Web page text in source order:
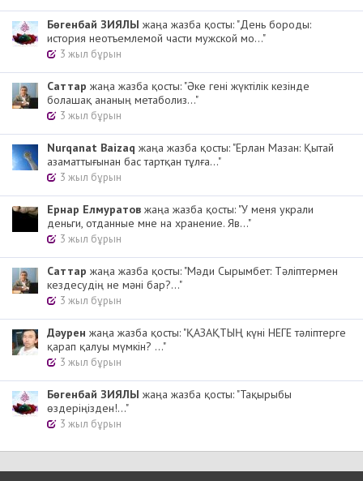
Бөгенбай ЗИЯЛЫ жаңа жазба қосты: "День бороды:
история неотъемлемой части мужской мо..."
3 жыл бұрын
Cаттар жаңа жазба қосты: "Әке гені жүктілік кезінде
болашақ ананың метаболиз..."
3 жыл бұрын
Nurqanat Baizaq жаңа жазба қосты: "Ерлан Мазан: Қытай
азаматтығынан бас тартқан тұлға..."
3 жыл бұрын
Ернар Елмуратов жаңа жазба қосты: "У меня украли
деньги, отданные мне на хранение. Яв..."
3 жыл бұрын
Cаттар жаңа жазба қосты: "Мәди Сырымбет: Тәліптермен
кездесудің не мәні бар?..."
3 жыл бұрын
Дәурен жаңа жазба қосты: "ҚАЗАҚТЫҢ күні НЕГЕ тәліптерге
қарап қалуы мүмкін? ..."
3 жыл бұрын
Бөгенбай ЗИЯЛЫ жаңа жазба қосты: "Тақырыбы
өздеріңізден!..."
3 жыл бұрын